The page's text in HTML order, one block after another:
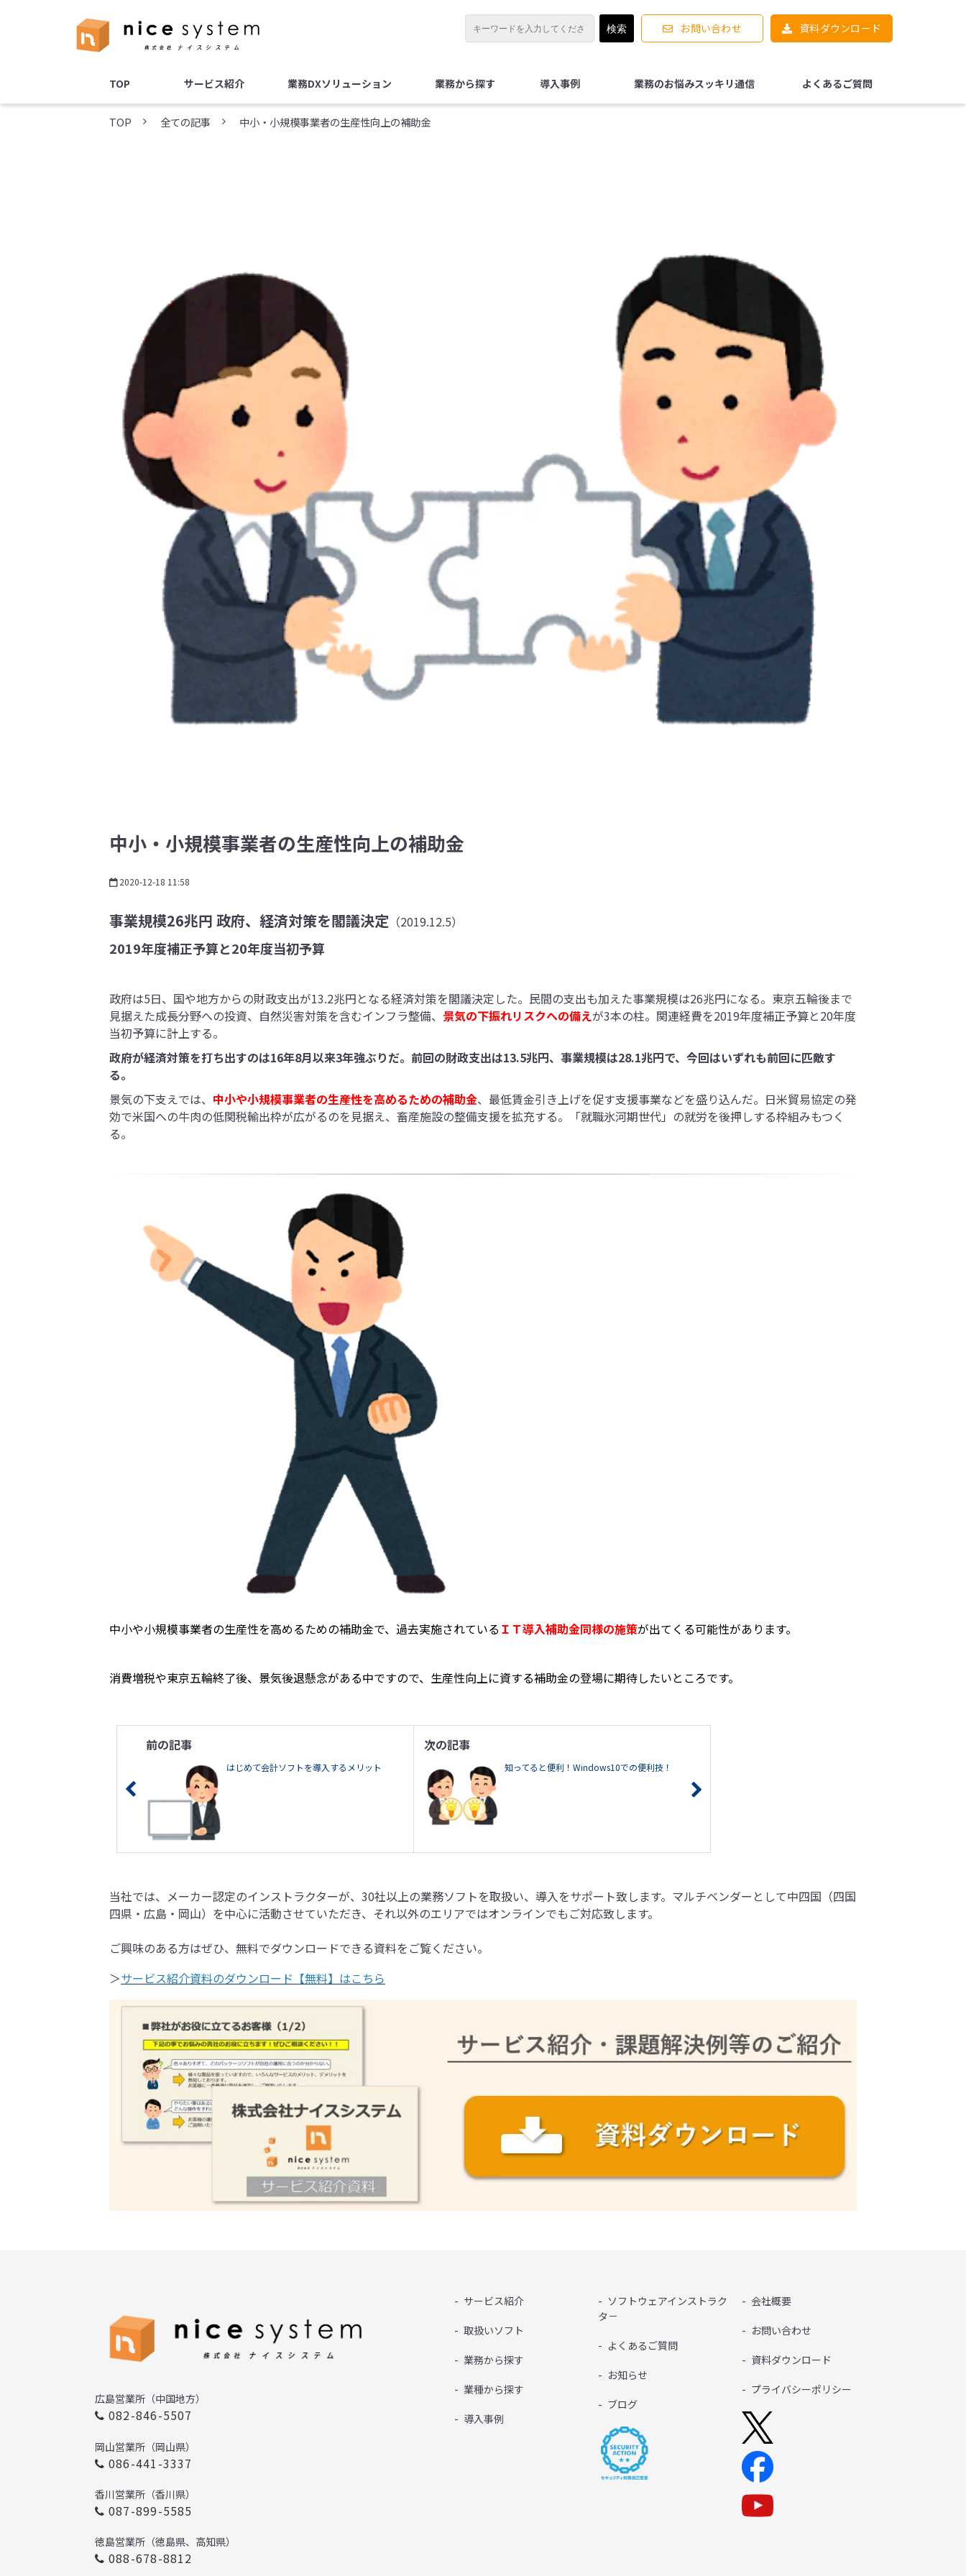
お問い合わせ 資料ダウンロード
TOP サービス紹介 業務DXソリューション 業務から探す 導入事例 業務のお悩みスッキリ通信 よくあるご質問
TOP 全ての記事 中小・小規模事業者の生産性向上の補助金
中小・小規模事業者の生産性向上の補助金
2020-12-18 11:58
事業規模26兆円 政府、経済対策を閣議決定 （2019.12.5）
2019年度補正予算と20年度当初予算
政府は5日、国や地方からの財政支出が13.2兆円となる経済対策を閣議決定した。民間の支出も加えた事業規模は26兆円になる。東京五輪後まで
見据えた成長分野への投資、自然災害対策を含むインフラ整備、 景気の下振れリスクへの備えが3本の柱。関連経費を2019年度補正予算と20年度
当初予算に計上する。
政府が経済対策を打ち出すのは16年8月以来3年強ぶりだ。前回の財政支出は13.5兆円、事業規模は28.1兆円で、今回はいずれも前回に匹敵す
る。
景気の下支えでは、 中小や小規模事業者の生産性を高めるための補助金、最低賃金引き上げを促す支援事業などを盛り込んだ。日米貿易協定の発
効で米国への牛肉の低関税輸出枠が広がるのを見据え、畜産施設の整備支援を拡充する。「就職氷河期世代」の就労を後押しする枠組みもつく
る。
中小や小規模事業者の生産性を高めるための補助金で、過去実施されている ＩＴ導入補助金同様の施策が出てくる可能性があります。
消費増税や東京五輪終了後、景気後退懸念がある中ですので、生産性向上に資する補助金の登場に期待したいところです。
前の記事
はじめて会計ソフトを導入するメリット
次の記事
知ってると便利！Windows10での便利技！
当社では、メーカー認定のインストラクターが、30社以上の業務ソフトを取扱い、導入をサポート致します。マルチベンダーとして中四国（四国
四県・広島・岡山）を中心に活動させていただき、それ以外のエリアではオンラインでもご対応致します。
ご興味のある方はぜひ、無料でダウンロードできる資料をご覧ください。
＞サービス紹介資料のダウンロード【無料】はこちら
広島営業所（中国地方）
082-846-5507
岡山営業所（岡山県）
086-441-3337
香川営業所（香川県）
087-899-5585
徳島営業所（徳島県、高知県）
088-678-8812
サービス紹介
取扱いソフト
業務から探す
業種から探す
導入事例
ソフトウェアインストラク
タ－
よくあるご質問
お知らせ
ブログ
会社概要
お問い合わせ
資料ダウンロード
プライバシーポリシー